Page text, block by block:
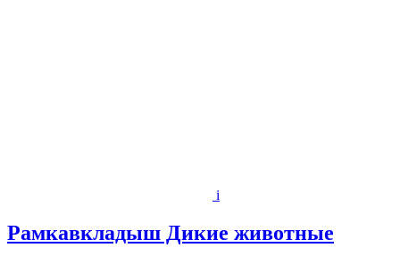
i
Рамкавкладыш Дикие животные